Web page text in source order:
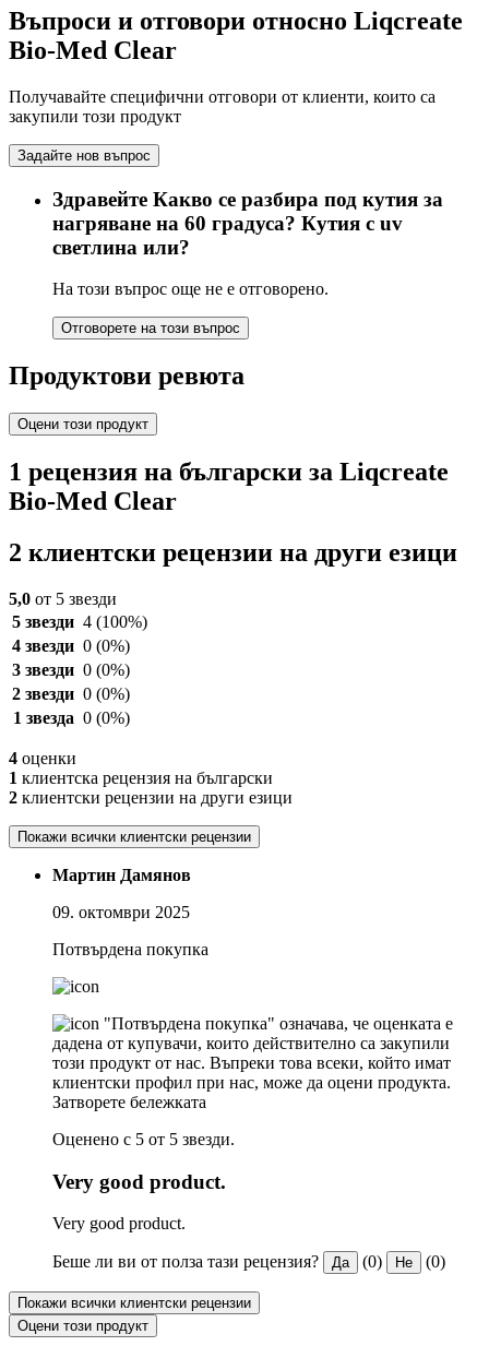
Въпроси и отговори относно Liqcreate
Bio-Med Clear
Получавайте специфични отговори от клиенти, които са
закупили този продукт
Задайте нов въпрос
Здравейте Какво се разбира под кутия за
нагряване на 60 градуса? Кутия с uv
светлина или?
На този въпрос още не е отговорено.
Отговорете на този въпрос
Продуктови ревюта
Оцени този продукт
1 рецензия на български за Liqcreate
Bio-Med Clear
2 клиентски рецензии на други езици
5,0 от 5 звезди
5 звезди 4 (100%)
4 звезди 0 (0%)
3 звезди 0 (0%)
2 звезди 0 (0%)
1 звезда 0 (0%)
4 оценки
1 клиентска рецензия на български
2 клиентски рецензии на други езици
Покажи всички клиентски рецензии
Мартин Дамянов
09. октомври 2025
Потвърдена покупка
"Потвърдена покупка" означава, че оценката е
дадена от купувачи, които действително са закупили
този продукт от нас. Въпреки това всеки, който имат
клиентски профил при нас, може да оцени продукта.
Затворете бележката
Оценено с 5 от 5 звезди.
Very good product.
Very good product.
Беше ли ви от полза тази рецензия? Да (0) Не (0)
Покажи всички клиентски рецензии
Оцени този продукт